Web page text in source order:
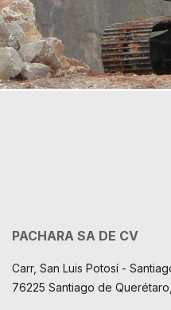
PACHARA SA DE CV
Carr, San Luis Potosí -
76225 Santiago de